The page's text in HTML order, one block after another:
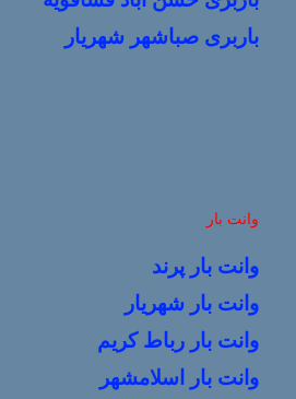
باربری صباشهر شهریار
وانت بار
وانت بار پرند
وانت بار شهریار
وانت بار رباط کریم
وانت بار اسلامشهر